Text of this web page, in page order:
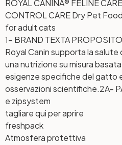
ROYAL CANINÂ® FELINE
CONTROL CARE Dry Pet
for adult cats
1- BRAND TEXTA
Royal Canin supporta la
una nutrizione su misura
esigenze specifiche del gatto
osservazioni scientifiche.2A-
e zipsystem
tagliare qui per aprire
freshpack
Atmosfera protettiva